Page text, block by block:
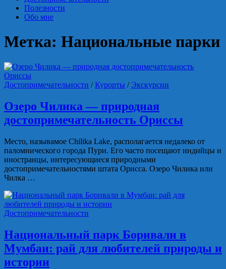
Полезности
Обо мне
Метка: Национальные парки
Достопримечательности /Курорты / Экскурсии
Озеро Чилика — природная
достопримечательность Ориссы
Место, называмое Chilika Lake, располагается недалеко от
паломнического города Пури. Его часто посещают индийцы и
иностранцы, интересующиеся природными
достопримечательностями штата Орисса. Озеро Чилика или
Чилка …
Достопримечательности
Национальный парк Боривали в
Мумбаи: рай для любителей природы и
истории